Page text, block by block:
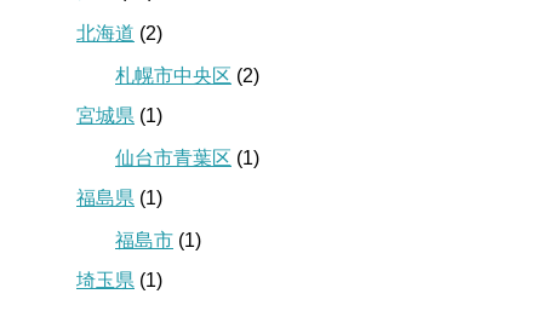
北海道 (2)
札幌市中央区 (2)
宮城県 (1)
仙台市青葉区 (1)
福島県 (1)
福島市 (1)
埼玉県 (1)